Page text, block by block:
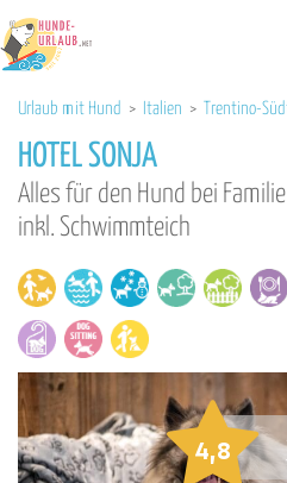
Urlaub mit Hund > Italien > Trentino-
HOTEL SONJA
Alles für den Hund bei
inkl. Schwimmteich
4,8